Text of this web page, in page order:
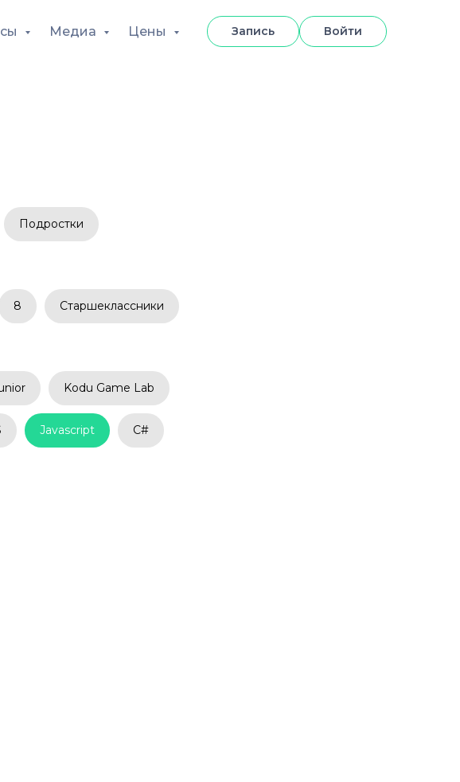
Медиа Цены Запись Войти
Подростки
8 Старшеклассники
Kodu Game Lab
Javascript C#